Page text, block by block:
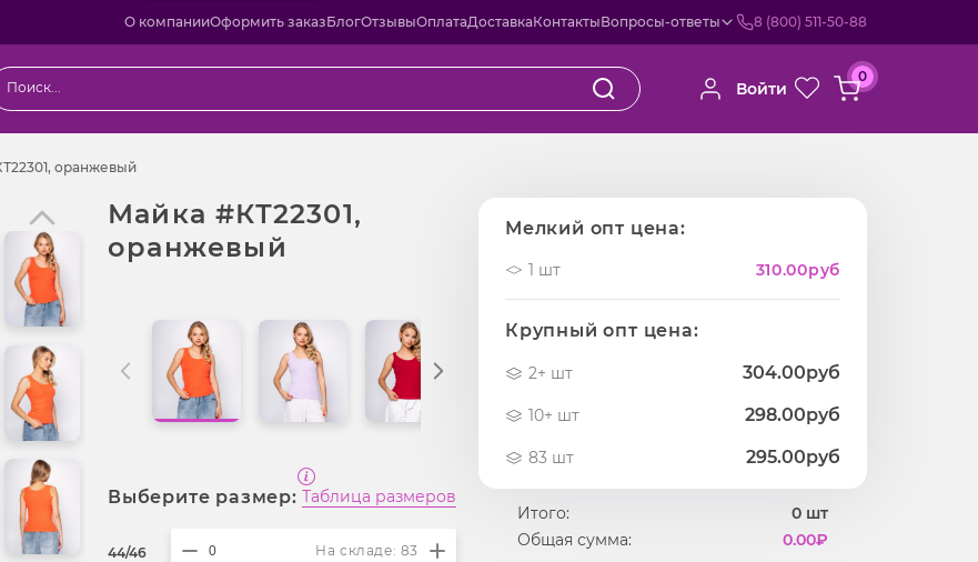
О компанииОформить заказБлогОтзывыОплатаДоставкаКонтактыВопросы-ответы 8 (800) 511-50-88
Войти
0
оранжевыйМайка #КТ22301, оранжевый
Майка #КТ22301,
оранжевый
Выберите размер: Таблица размеров
44/46 На складе: 83
Мелкий опт цена:
1 шт 310.00руб
Крупный опт цена:
2+ шт 304.00руб
10+ шт 298.00руб
83 шт 295.00руб
Итого: 0 шт
Общая сумма:
0.00₽